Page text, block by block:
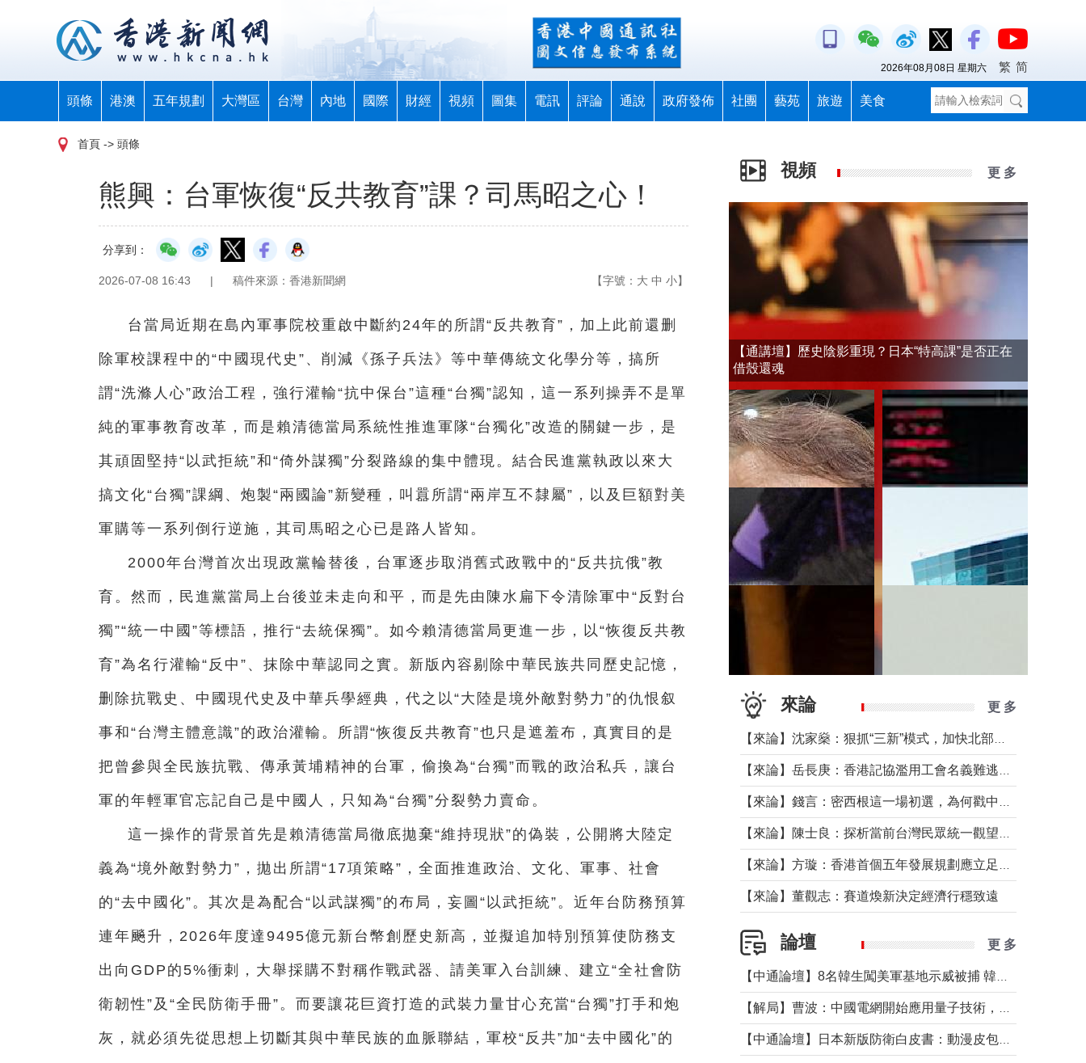
頭條 港澳 五年規劃 大灣區 台灣 內地 國際 財經 視頻 圖集 電訊 評論 通說 政府發佈 社團 藝苑 旅遊 美食
2026年08月08日 星期六 繁 简
首頁 -> 頭條
熊興：台軍恢復“反共教育”課？司馬昭之心！
分享到：
2026-07-08 16:43 | 稿件來源：香港新聞網 【字號： 大 中 小】
台當局近期在島內軍事院校重啟中斷約24年的所謂“反共教育”，加上此前還删
除軍校課程中的“中國現代史”、削減《孫子兵法》等中華傳統文化學分等，搞所
謂“洗滌人心”政治工程，強行灌輸“抗中保台”這種“台獨”認知，這一系列操弄不是單
純的軍事教育改革，而是賴清德當局系統性推進軍隊“台獨化”改造的關鍵一步，是
其頑固堅持“以武拒統”和“倚外謀獨”分裂路線的集中體現。結合民進黨執政以來大
搞文化“台獨”課綱、炮製“兩國論”新變種，叫囂所謂“兩岸互不隸屬”，以及巨額對美
軍購等一系列倒行逆施，其司馬昭之心已是路人皆知。
2000年台灣首次出現政黨輪替後，台軍逐步取消舊式政戰中的“反共抗俄”教
育。然而，民進黨當局上台後並未走向和平，而是先由陳水扁下令清除軍中“反對台
獨”“統一中國”等標語，推行“去統保獨”。如今賴清德當局更進一步，以“恢復反共教
育”為名行灌輸“反中 ”、抹除中華認同之實。新版內容剔除中華民族共同歷史記憶，
删除抗戰史、中國現代史及中華兵學經典，代之以“大陸是境外敵對勢力”的仇恨叙
事和“台灣主體意識”的政治灌輸。所謂“恢復反共教育”也只是遮羞布，真實目的是
把曾參與全民族抗戰、傳承黃埔精神的台軍，偷換為“台獨”而戰的政治私兵，讓台
軍的年輕軍官忘記自己是中國人，只知為“台獨”分裂勢力賣命。
這一操作的背景首先是賴清德當局徹底拋棄“維持現狀”的偽裝，公開將大陸定
義為“境外敵對勢力”，拋出所謂“17項策略”，全面推進政治、文化、軍事、社會
的“去中國化”。其次是為配合“以武謀獨”的布局，妄圖“以武拒統”。近年台防務預算
連年飈升，2026年度達9495億元新台幣創歷史新高，並擬追加特別預算使防務支
出向GDP的5%衝刺，大舉採購不對稱作戰武器、請美軍入台訓練、建立“全社會防
衛韌性”及“全民防衛手冊”。而要讓花巨資打造的武裝力量甘心充當“台獨”打手和炮
灰，就必須先從思想上切斷其與中華民族的血脈聯結，軍校“反共”加“去中國化”的
視頻 更 多
【通講壇】歷史陰影重現？日本“特高課”是否正在
借殼還魂
來論 更 多
【來論】董觀志：賽道煥新決定經濟行穩致遠
論壇 更 多